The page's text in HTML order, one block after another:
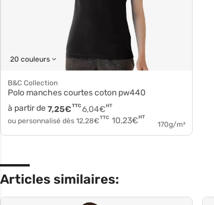
20 couleurs
B&C Collection
Polo manches courtes coton pw440
à partir de
6,04€HT
7,25€ TTC
ou personnalisé dès 12,28€ TTC 10,23€HT
170g/m²
Articles similaires: